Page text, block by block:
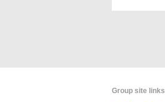
Group site links